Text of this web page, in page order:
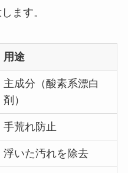
ます。
用途
主成分（酸素系漂白
剤）
手荒れ防止
浮いた汚れを除去